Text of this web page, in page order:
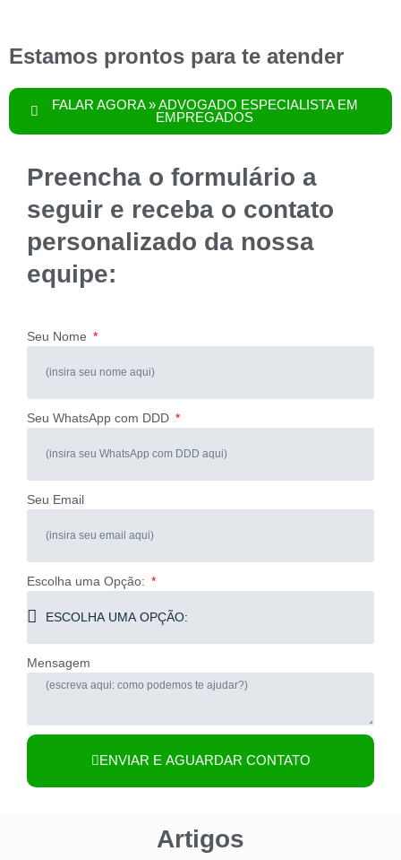
Estamos prontos para te atender
FALAR AGORA » ADVOGADO ESPECIALISTA EM
EMPREGADOS
Preencha o formulário a
seguir e receba o contato
personalizado da nossa
equipe:
Seu Nome
Seu WhatsApp com DDD
Seu Email
Escolha uma Opção:
Mensagem
ENVIAR E AGUARDAR CONTATO
Artigos